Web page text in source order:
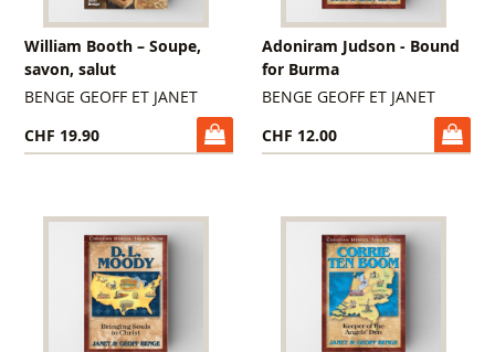
William Booth – Soupe,
savon, salut
BENGE GEOFF ET JANET
CHF 19.90
Adoniram Judson - Bound
for Burma
BENGE GEOFF ET JANET
CHF 12.00